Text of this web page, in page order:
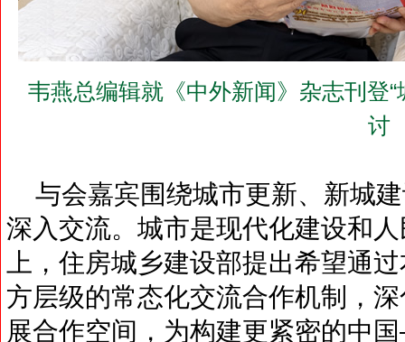
韦燕总编辑就《中外新闻》杂志刊登
讨
与会嘉宾围绕城市更新、新城
深入交流。城市是现代化建设和
上，住房城乡建设部提出希望通
方层级的常态化交流合作机制，
展合作空间，为构建更紧密的中